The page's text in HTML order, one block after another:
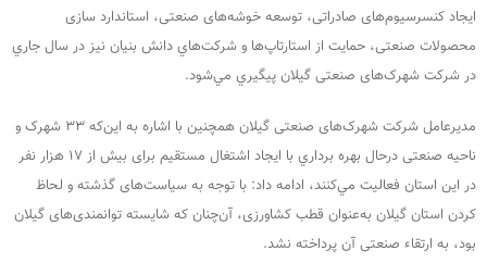
ایجاد کنسرسیوم‌های صادراتی، توسعه خوشه‌های صنعتی، استاندارد سازی
محصولات صنعتی، حمایت از استارتاپ‌ها و شركت‌هاي دانش بنیان نيز در سال جاري
در شرکت شهرک‌های صنعتی گیلان پيگيري مي‌شود.
مدیرعامل شرکت شهرک‌های صنعتی گیلان همچنين با اشاره به این‌که ۳۳ شهرک و
ناحيه صنعتی درحال بهره برداري با ایجاد اشتغال مستقیم برای بیش از ۱۷ هزار نفر
در اين استان فعاليت مي‌كنند، ادامه داد: با توجه به سیاست‌های گذشته و لحاظ
کردن استان گیلان به‌عنوان قطب کشاورزی، آن‌چنان که شایسته توانمندی‌های گیلان
بود، به ارتقاء صنعتی آن پرداخته نشد.